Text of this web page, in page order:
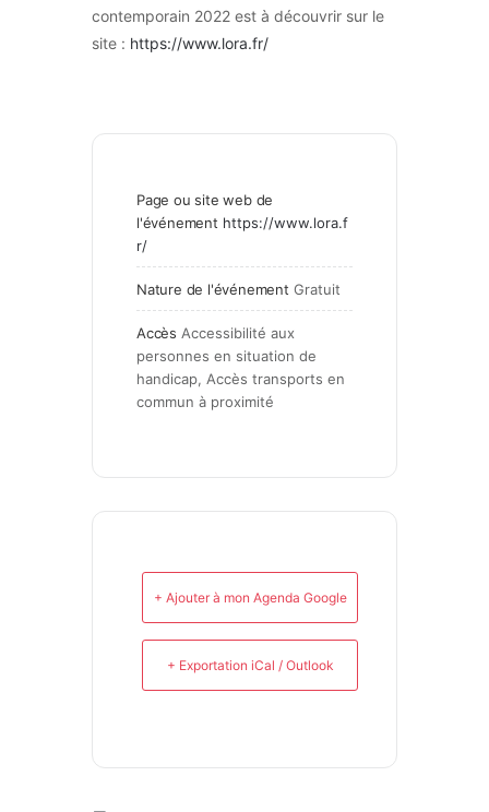
contemporain 2022 est à découvrir sur le
site : https://www.lora.fr/
Page ou site web de
l'événement https://www.lora.f
r/
Nature de l'événement Gratuit
Accès Accessibilité aux
personnes en situation de
handicap, Accès transports en
commun à proximité
+ Ajouter à mon Agenda Google
+ Exportation iCal / Outlook